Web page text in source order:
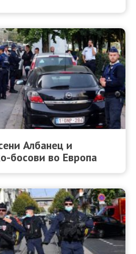
Албанец и
босови во Европа